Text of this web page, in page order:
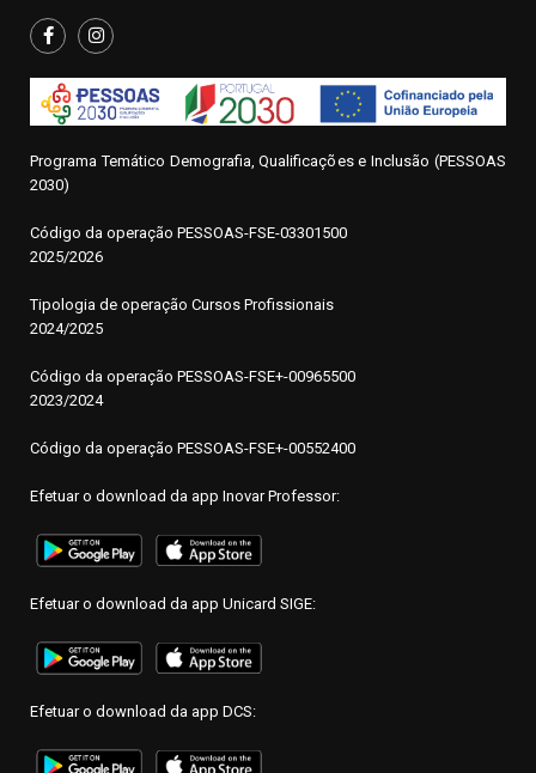
Programa Temático Demografia, Qualificações e Inclusão (PESSOAS
2030)
Código da operação PESSOAS-FSE-03301500
2025/2026
Tipologia de operação Cursos Profissionais
2024/2025
Código da operação PESSOAS-FSE+-00965500
2023/2024
Código da operação PESSOAS-FSE+-00552400
Efetuar o download da app Inovar Professor:
Efetuar o download da app Unicard SIGE:
Efetuar o download da app DCS: